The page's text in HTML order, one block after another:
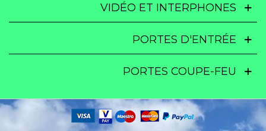
VIDÉO ET INTERPHONES
PORTES D'ENTRÉE
PORTES COUPE-FEU